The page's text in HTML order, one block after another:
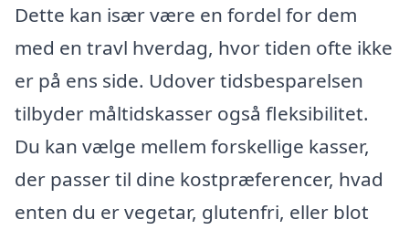
Dette kan især være en fordel for dem
med en travl hverdag, hvor tiden ofte ikke
er på ens side. Udover tidsbesparelsen
tilbyder måltidskasser også fleksibilitet.
Du kan vælge mellem forskellige kasser,
der passer til dine kostpræferencer, hvad
enten du er vegetar, glutenfri, eller blot